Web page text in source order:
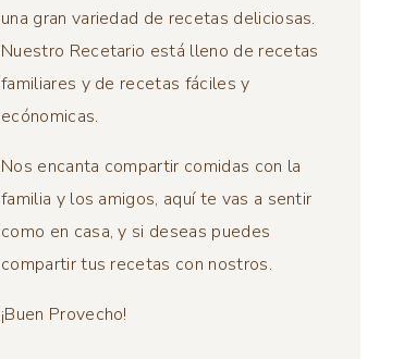
una gran variedad de recetas deliciosas.
Nuestro Recetario está lleno de recetas
familiares y de recetas fáciles y
ecónomicas.
Nos encanta compartir comidas con la
familia y los amigos, aquí te vas a sentir
como en casa, y si deseas puedes
compartir tus recetas con nostros.
¡Buen Provecho!